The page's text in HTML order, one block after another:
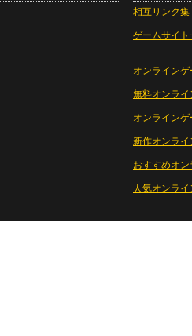
相互リンク集
ゲームサイト
オンラインゲ
無料オンライ
オンライン
新作オンライ
おすすめオ
人気オンラ